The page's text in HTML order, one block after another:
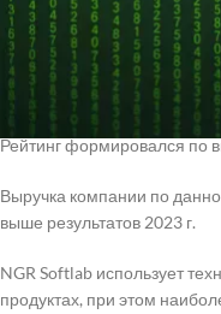
Бизнес Финансовые
рынка ИИ решений за 2024
в рейтинг «Крупнейшие
2024», составленный CNews.
Рейтинг формировался по
Выручка компании по
выше результатов 2023 г.
NGR Softlab использует
продуктах, при этом